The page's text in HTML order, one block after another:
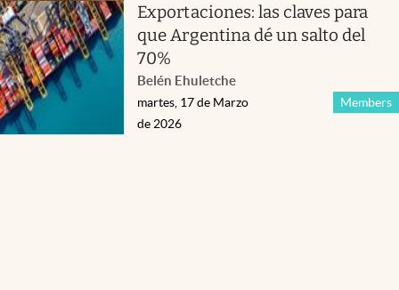
Exportaciones: las claves para
que Argentina dé un salto del
70%
Belén Ehuletche
Members
martes, 17 de Marzo
de 2026